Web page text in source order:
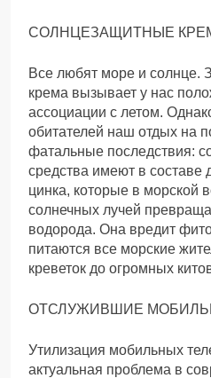
СОЛНЦЕЗАЩИТНЫЕ
Все любят море и солнце.
крема вызывает у нас
ассоциации с летом.
обитателей наш отдых на
фатальные последствия:
средства имеют в составе
цинка, которые в морской
солнечных лучей
водорода. Она вредит
питаются все морские
креветок до огромных
ОТСЛУЖИВШИЕ
Утилизация мобильных
актуальная проблема в